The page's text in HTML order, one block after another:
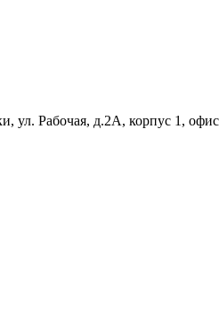
ул. Рабочая, д.2А, корпус 1,